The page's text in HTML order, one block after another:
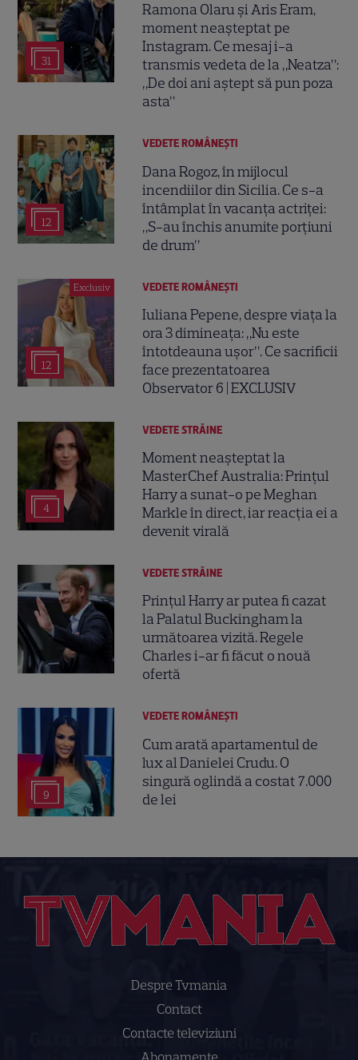
31
Ramona Olaru și Aris Eram,
moment neașteptat pe
Instagram. Ce mesaj i-a
transmis vedeta de la „Neatza”:
„De doi ani aștept să pun poza
asta”
12
VEDETE ROMÂNEŞTI
Dana Rogoz, în mijlocul
incendiilor din Sicilia. Ce s-a
întâmplat în vacanța actriței:
„S-au închis anumite porțiuni
de drum”
Exclusiv
12
VEDETE ROMÂNEŞTI
Iuliana Pepene, despre viața la
ora 3 dimineața: „Nu este
întotdeauna ușor”. Ce sacrificii
face prezentatoarea
Observator 6 | EXCLUSIV
4
VEDETE STRĂINE
Moment neașteptat la
MasterChef Australia: Prințul
Harry a sunat-o pe Meghan
Markle în direct, iar reacția ei a
devenit virală
VEDETE STRĂINE
Prințul Harry ar putea fi cazat
la Palatul Buckingham la
următoarea vizită. Regele
Charles i-ar fi făcut o nouă
ofertă
9
VEDETE ROMÂNEŞTI
Cum arată apartamentul de
lux al Danielei Crudu. O
singură oglindă a costat 7.000
de lei
Despre Tvmania
Contact
Contacte televiziuni
Abonamente